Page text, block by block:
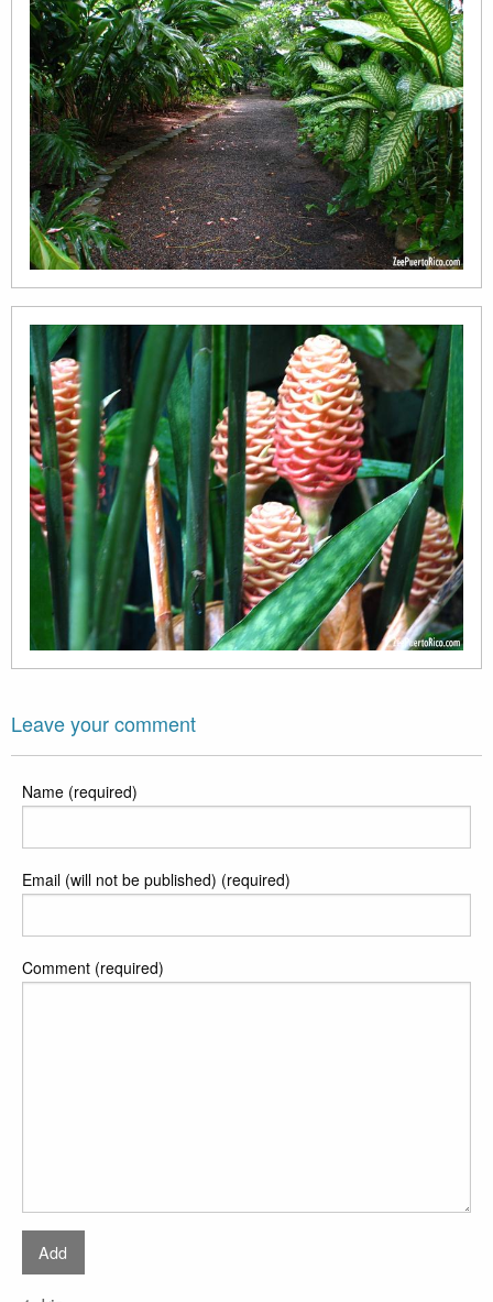
Leave your comment
Name (required)
Email (will not be published) (required)
Comment (required)